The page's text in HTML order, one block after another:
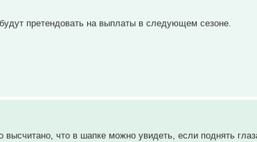
претендовать на выплаты в следующем сезоне.
высчитано, что в шапке можно увидеть, если поднять